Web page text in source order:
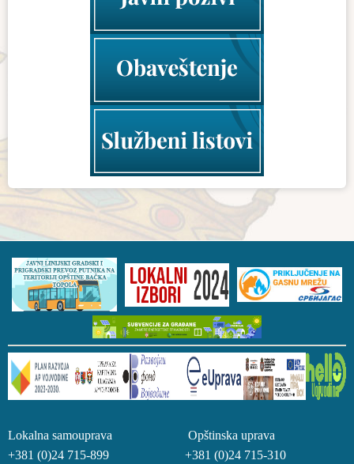
Lokalna samouprava Opštinska uprava
+381 (0)24 715-899 +381 (0)24 715-310